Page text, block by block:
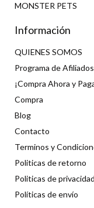
MONSTER PETS
Información
QUIENES SOMOS
Programa de Afiliados
¡Compra Ahora y
Compra
Blog
Contacto
Terminos y
Politicas de retorno
Politicas de privacidad
Políticas de envío